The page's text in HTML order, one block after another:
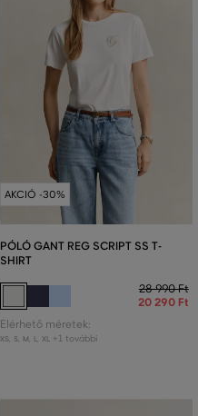
AKCIÓ -30%
PÓLÓ GANT REG SCRIPT SS T-
SHIRT
28 990 Ft
20 290 Ft
Elérhető méretek:
XS, S, M L XL +1 további